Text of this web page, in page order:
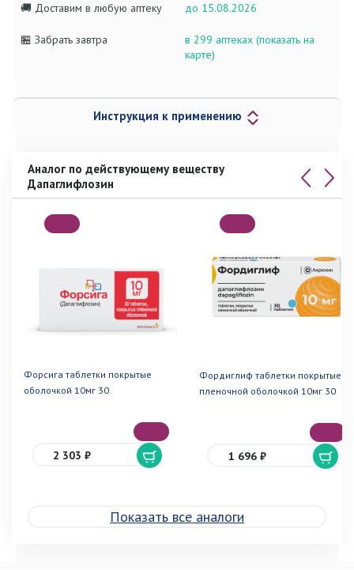
🚚 Доставим в любую аптеку до 15.08.2026
🏪 Забрать завтра
в 299 аптеках (показать на
карте)
Инструкция к применению
Аналог по действующему веществу
Дапаглифлозин
Форсига таблетки покрытые
оболочкой 10мг 30
2 303 ₽
Фордиглиф таблетки покрытые
пленочной оболочкой 10мг 30
1 696 ₽
Показать все аналоги